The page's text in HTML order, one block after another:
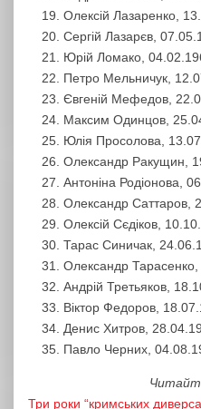
Олексій Лазаренко,
Сергій Лазарєв,
Юрій Ломако,
Петро Мельничук,
Євгеній Мефедов,
Максим Одинцов,
Юлія Просолова,
Олександр Ракущин,
Антоніна Родіонова,
Олександр Саттаров,
Олексій Сєдіков,
Тарас Синичак,
Олександр
Андрій Третьяков,
Віктор Федоров,
Денис Хитров,
Павло Черних,
Три роки “кримських